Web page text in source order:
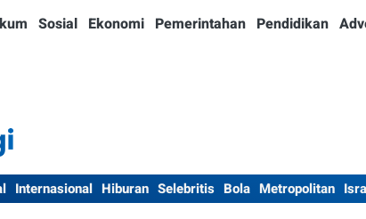
Sosial Ekonomi Pemerintahan Pendidikan
Internasional Hiburan Selebritis Bola Metropolitan